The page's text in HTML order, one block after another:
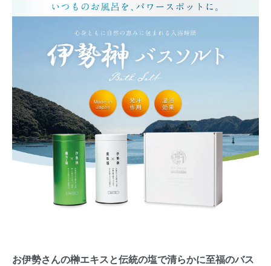
お伊勢さんの榊エキスと伝統の塩で清らかに至福のバス